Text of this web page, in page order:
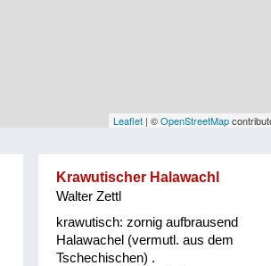
Leaflet | ©OpenStreetMap
Krawutischer Halawachl
Walter Zettl
krawutisch: zornig aufbrausend
Halawachel (vermutl. aus dem
Tschechischen) .